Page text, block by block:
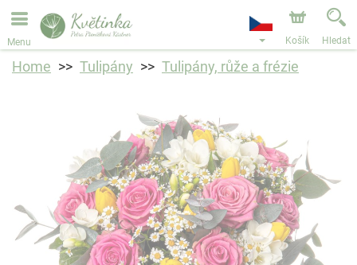
Objednávky přes e-shop přijímáme. Nejbližší možné
doručení je od 11.8.2026 z důvodu dovolené.
Menu Košík Hledat
Home Tulipány Tulipány, růže a frézie